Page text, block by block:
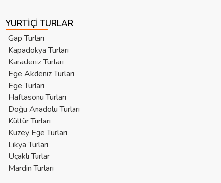
YURTIÇI TURLAR
Gap Turları
Kapadokya Turları
Karadeniz Turları
Ege Akdeniz Turları
Ege Turları
Haftasonu Turları
Doğu Anadolu Turları
Kültür Turları
Kuzey Ege Turları
Likya Turları
Uçaklı Turlar
Mardin Turları